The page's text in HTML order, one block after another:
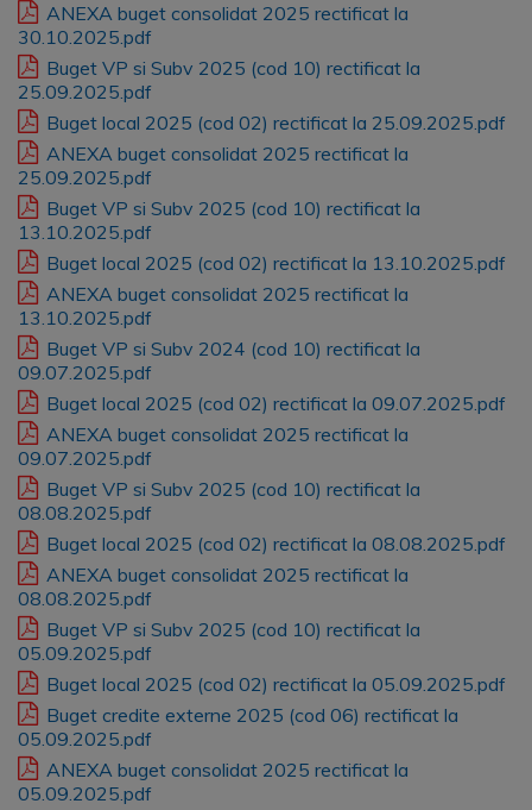
ANEXA buget consolidat 2025 rectificat la
30.10.2025.pdf
Buget VP si Subv 2025 (cod 10) rectificat la
25.09.2025.pdf
Buget local 2025 (cod 02) rectificat la 25.09.2025.pdf
ANEXA buget consolidat 2025 rectificat la
25.09.2025.pdf
Buget VP si Subv 2025 (cod 10) rectificat la
13.10.2025.pdf
Buget local 2025 (cod 02) rectificat la 13.10.2025.pdf
ANEXA buget consolidat 2025 rectificat la
13.10.2025.pdf
Buget VP si Subv 2024 (cod 10) rectificat la
09.07.2025.pdf
Buget local 2025 (cod 02) rectificat la 09.07.2025.pdf
ANEXA buget consolidat 2025 rectificat la
09.07.2025.pdf
Buget VP si Subv 2025 (cod 10) rectificat la
08.08.2025.pdf
Buget local 2025 (cod 02) rectificat la 08.08.2025.pdf
ANEXA buget consolidat 2025 rectificat la
08.08.2025.pdf
Buget VP si Subv 2025 (cod 10) rectificat la
05.09.2025.pdf
Buget local 2025 (cod 02) rectificat la 05.09.2025.pdf
Buget credite externe 2025 (cod 06) rectificat la
05.09.2025.pdf
ANEXA buget consolidat 2025 rectificat la
05.09.2025.pdf